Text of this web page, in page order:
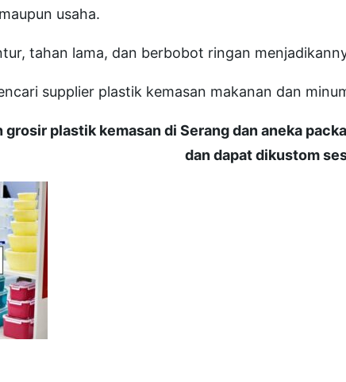
usaha.
tahan lama, dan berbobot ringan
supplier plastik kemasan makanan dan
plastik kemasan di Serang dan aneka
dan dapat dikustom